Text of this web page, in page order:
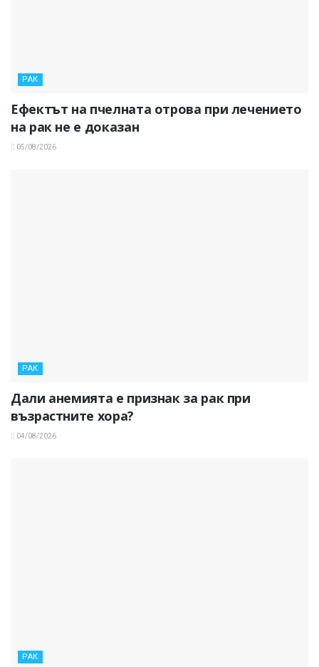
РАК
Ефектът на пчелната отрова при лечението
на рак не е доказан
05/08/2026
РАК
Дали анемията е признак за рак при
възрастните хора?
04/08/2026
РАК